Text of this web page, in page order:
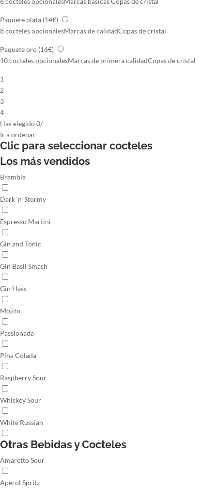
Paquete plata (14€)
8 cocteles opcionalesMarcas de calidadCopas de cristal
Paquete oro (16€)
10 cocteles opcionalesMarcas de primera calidadCopas de cristal
1
2
3
4
Has elegido0/
Ira ordenar
Clic para seleccionarcocteles
Los más vendidos
Bramble
Dark ‘n’ Stormy
Espresso Martini
Gin and Tonic
Gin Basil Smash
Gin Hass
Mojito
Passionada
Pina Colada
Raspberry Sour
Whiskey Sour
White Russian
Otras Bebidas y Cocteles
Amaretto Sour
Aperol Spritz